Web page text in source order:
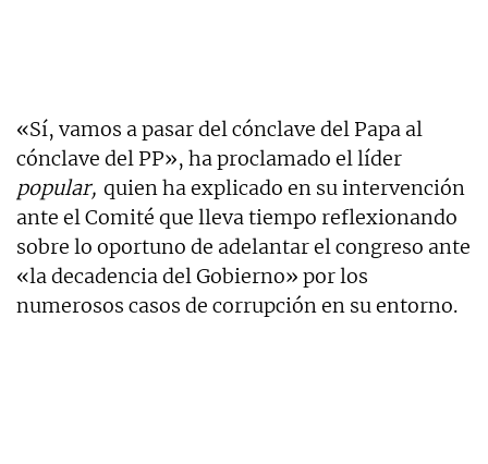
«Sí, vamos a pasar del cónclave del Papa al
cónclave del PP», ha proclamado el líder
popular, quien ha explicado en su intervención
ante el Comité que lleva tiempo reflexionando
sobre lo oportuno de adelantar el congreso ante
«la decadencia del Gobierno» por los
numerosos casos de corrupción en su entorno.